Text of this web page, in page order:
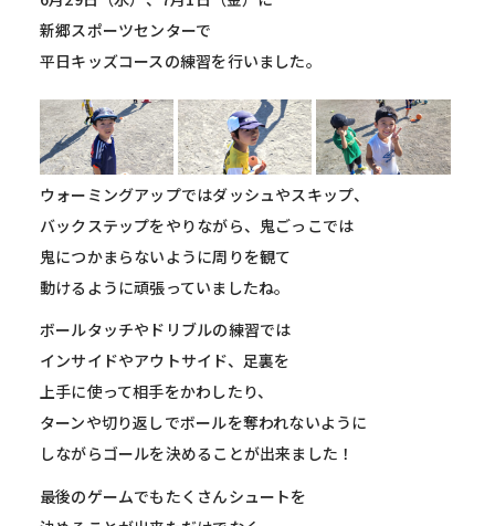
新郷スポーツセンターで
平日キッズコースの練習を行いました。
ウォーミングアップではダッシュやスキップ、
バックステップをやりながら、 鬼ごっこでは
鬼につかまらないように周りを観て
動けるように頑張っていましたね。
ボールタッチやドリブルの練習では
インサイドやアウトサイド、 足裏を
上手に使って相手をかわしたり、
ターンや切り返しでボールを奪われないように
しながらゴールを決めることが出来ました！
最後のゲームでもたくさんシュートを